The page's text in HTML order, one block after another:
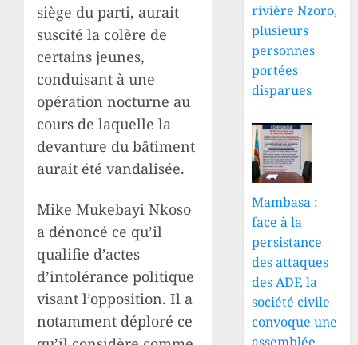
siège du parti, aurait
suscité la colère de
certains jeunes,
conduisant à une
opération nocturne au
cours de laquelle la
devanture du bâtiment
aurait été vandalisée.
Mike Mukebayi Nkoso
a dénoncé ce qu’il
qualifie d’actes
d’intolérance politique
visant l’opposition. Il a
notamment déploré ce
rivière Nzoro,
plusieurs
personnes
portées
disparues
Mambasa :
face à la
persistance
des attaques
des ADF, la
société civile
convoque une